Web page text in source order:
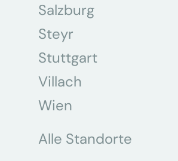
Salzburg
Steyr
Stuttgart
Villach
Wien
Alle Standorte